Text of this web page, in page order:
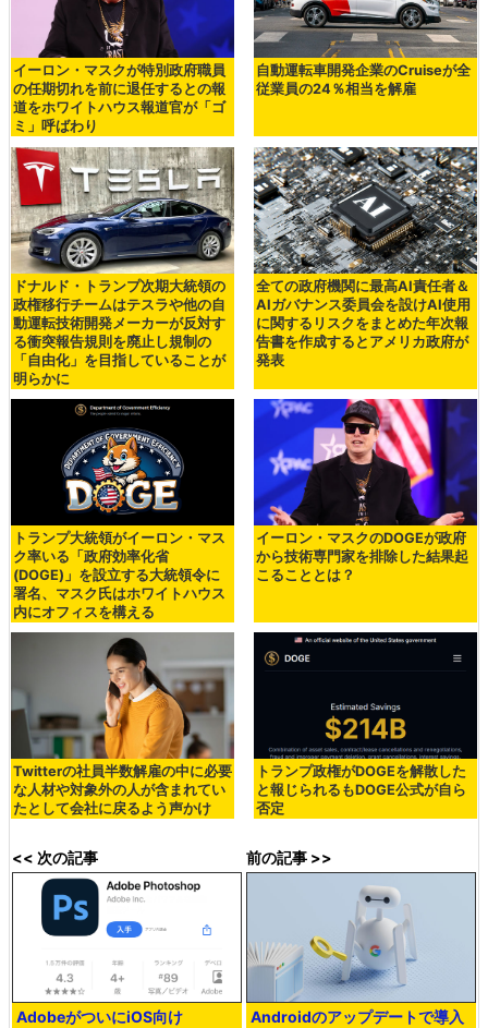
イーロン・マスクが特別政府職員
の任期切れを前に退任するとの報
道をホワイトハウス報道官が「ゴ
ミ」呼ばわり
自動運転車開発企業のCruiseが全
従業員の24％相当を解雇
ドナルド・トランプ次期大統領の
政権移行チームはテスラや他の自
動運転技術開発メーカーが反対す
る衝突報告規則を廃止し規制の
「自由化」を目指していることが
明らかに
全ての政府機関に最高AI責任者＆
AIガバナンス委員会を設けAI使用
に関するリスクをまとめた年次報
告書を作成するとアメリカ政府が
発表
トランプ大統領がイーロン・マス
ク率いる「政府効率化省
(DOGE)」を設立する大統領令に
署名、マスク氏はホワイトハウス
内にオフィスを構える
イーロン・マスクのDOGEが政府
から技術専門家を排除した結果起
こることとは？
Twitterの社員半数解雇の中に必要
な人材や対象外の人が含まれてい
たとして会社に戻るよう声かけ
トランプ政権がDOGEを解散した
と報じられるもDOGE公式が自ら
否定
<< 次の記事
AdobeがついにiOS向け
前の記事 >>
Androidのアップデートで導入